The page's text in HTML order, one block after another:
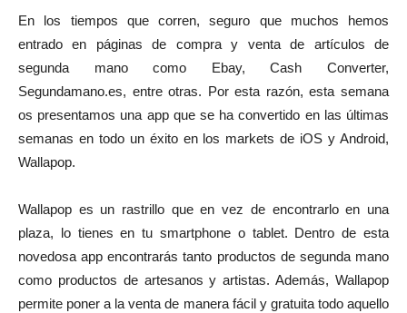
En los tiempos que corren, seguro que muchos hemos
entrado en páginas de compra y venta de artículos de
segunda mano como Ebay, Cash Converter,
Segundamano.es, entre otras. Por esta razón, esta semana
os presentamos una app que se ha convertido en las últimas
semanas en todo un éxito en los markets de iOS y Android,
Wallapop.
Wallapop es un rastrillo que en vez de encontrarlo en una
plaza, lo tienes en tu smartphone o tablet. Dentro de esta
novedosa app encontrarás tanto productos de segunda mano
como productos de artesanos y artistas. Además, Wallapop
permite poner a la venta de manera fácil y gratuita todo aquello